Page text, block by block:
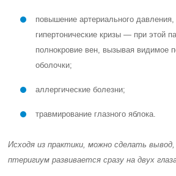
повышение артериального давления,
гипертонические кризы — при этой
полнокровие вен, вызывая видимое
оболочки;
аллергические болезни;
травмирование глазного яблока.
Исходя из практики, можно сделать
птеригиум развивается сразу на двух